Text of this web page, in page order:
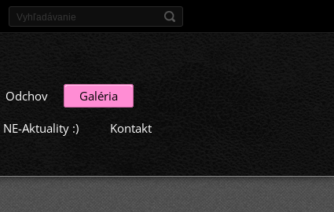
Odchov Galéria
NE-Aktuality :) Kontakt